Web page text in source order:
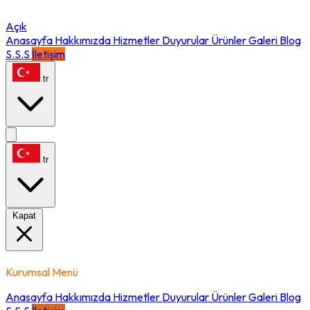
Açık
Anasayfa Hakkımızda Hizmetler Duyurular ÜrünlerGaleri Blog
S.S.S İletişim
tr
tr
Kapat
Kurumsal Menü
Anasayfa Hakkımızda Hizmetler Duyurular ÜrünlerGaleri Blog